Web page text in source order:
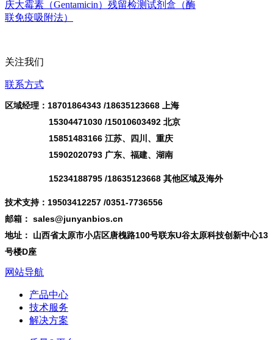
庆大霉素（Gentamicin）残留检测试剂盒（酶
联免疫吸附法）
关注我们
联系方式
区域经理：18701864343 /18635123668 上海
15304471030 /15010603492 北京
15851483166 江苏、四川、重庆
15902020793 广东、福建、湖南
15234188795 /18635123668 其他区域及海外
技术支持：19503412257 /0351-7736556
邮箱： sales@junyanbios.cn
地址： 山西省太原市小店区唐槐路100号联东U谷太原科技创新中心13
号楼D座
网站导航
产品中心
技术服务
解决方案